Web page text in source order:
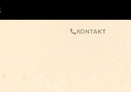
KONTAKT